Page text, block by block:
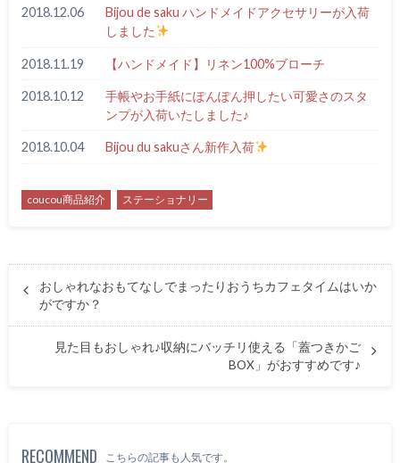
2018.12.06
Bijou de saku ハンドメイドアクセサリーが入荷
しました
2018.11.19 【ハンドメイド】リネン100%ブローチ
2018.10.12
手帳やお手紙にぽんぽん押したい可愛さのスタ
ンプが入荷いたしました♪
2018.10.04 Bijou du sakuさん新作入荷
coucou商品紹介 ステーショナリー
おしゃれなおもてなしでまったりおうちカフェタイムはいか
がですか？
見た目もおしゃれ♪収納にバッチリ使える「蓋つきかご
BOX」がおすすめです♪
RECOMMEND こちらの記事も人気です。